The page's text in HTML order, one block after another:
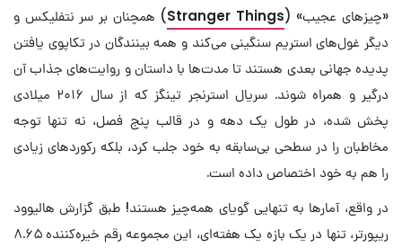
«چیزهای عجیب» (Stranger Things) همچنان بر سر نتفلیکس و
دیگر غول‌های استریم سنگینی می‌کند و همه بینندگان در تکاپوی یافتن
پدیده جهانی بعدی هستند تا مدت‌‌ها با داستان و روایت‌های جذاب آن
درگیر و همراه شوند. سریال استرنجر تینگز که از سال ۲۰۱۶ میلادی
پخش شده، در طول یک دهه و در قالب پنج فصل، نه تنها توجه
مخاطبان را در سطحی بی‌سابقه به خود جلب کرد، بلکه رکوردهای زیادی
را هم به خود اختصاص داده است.
در واقع، آمارها به تنهایی گویای همه‌چیز هستند! طبق گزارش هالیوود
ریپورتر، تنها در یک بازه یک هفته‌ای، این مجموعه رقم خیره‌کننده ۸.۶۵